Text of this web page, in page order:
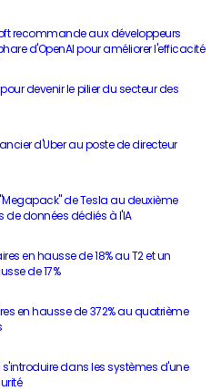
recommande aux développeurs
d'OpenAI pour améliorer l'efficacité
devenir le pilier du secteur des
d'Uber au poste de directeur
de Tesla au deuxième
de données dédiés à l'IA
en hausse de 18% au T2 et un
de 17%
en hausse de 372% au quatrième
s'introduire dans les systèmes d'une